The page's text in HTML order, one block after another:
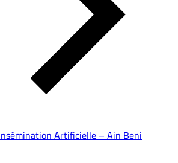
Artificielle – Ain Beni